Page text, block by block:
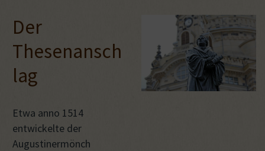
Der
Thesenansch
lag
Etwa anno 1514
entwickelte der
Augustinermönch